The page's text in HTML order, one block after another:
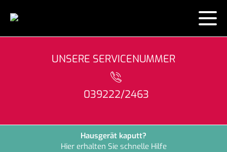
Hausgeräte-Reparatur
UNSERE SERVICENUMMER
039222/2463
Hausgerät kaputt?
Hier erhalten Sie schnelle Hilfe